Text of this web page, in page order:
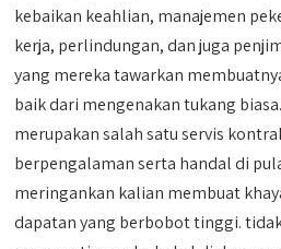
kebaikan keahlian, manajemen
kerja, perlindungan, dan juga
yang mereka tawarkan
baik dari mengenakan tukang
merupakan salah satu servis
berpengalaman serta handal di
meringankan kalian membuat
dapatan yang berbobot tinggi.